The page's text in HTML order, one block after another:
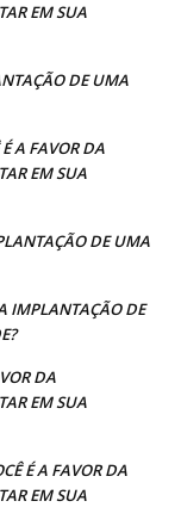
EM SUA
DE UMA
A FAVOR DA
EM SUA
DE UMA
IMPLANTAÇÃO DE
DA
EM SUA
É A FAVOR DA
EM SUA